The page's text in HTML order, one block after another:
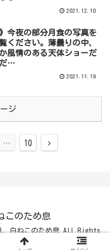
2021.12.10
》今夜の部分月食の写真を
ください。薄曇りの中、
風情のある天体ショーだ
…
2021.11.19
ジ
… 10 次
のため息
白ねこのため息 All Rights